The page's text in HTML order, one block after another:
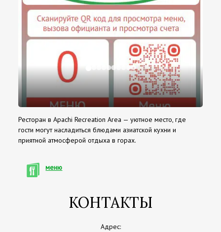
Ресторан в Apachi Recreation Area — уютное место, где
гости могут насладиться блюдами азиатской кухни и
приятной атмосферой отдыха в горах.
меню
КОНТАКТЫ
Адрес: